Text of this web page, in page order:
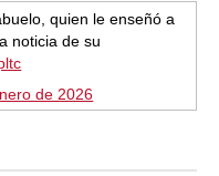
quien le enseñó a
noticia de su
de 2026